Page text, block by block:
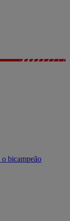
bicampeão